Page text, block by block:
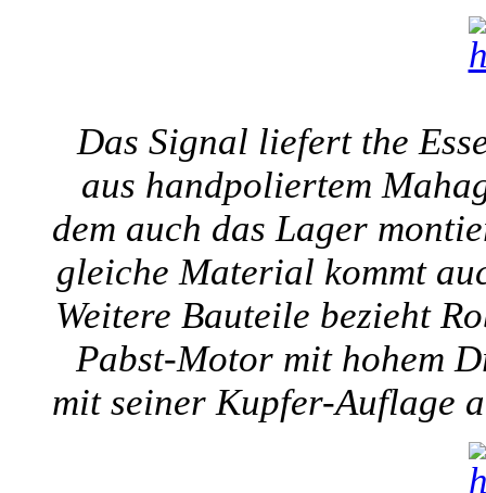
Das Signal liefert the
aus handpoliertem
dem auch das Lager
gleiche Material kommt
Weitere Bauteile bezieht
Pabst-Motor mit hohem
mit seiner Kupfer-Auflage